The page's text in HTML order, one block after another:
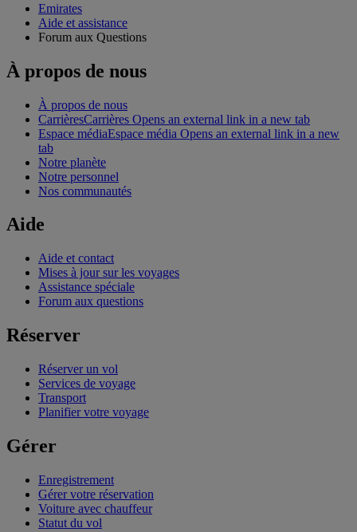
Emirates
Aide et assistance
Forum aux Questions
À propos de nous
À propos de nous
CarrièresCarrières Opens an external link in a new tab
Espace médiaEspace média Opens an external link in a new
tab
Notre planète
Notre personnel
Nos communautés
Aide
Aide et contact
Mises à jour sur les voyages
Assistance spéciale
Forum aux questions
Réserver
Réserver un vol
Services de voyage
Transport
Planifier votre voyage
Gérer
Enregistrement
Gérer votre réservation
Voiture avec chauffeur
Statut du vol